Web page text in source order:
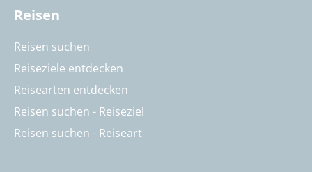
Reisen
Reisen suchen
Reiseziele entdecken
Reisearten entdecken
Reisen suchen - Reiseziel
Reisen suchen - Reiseart